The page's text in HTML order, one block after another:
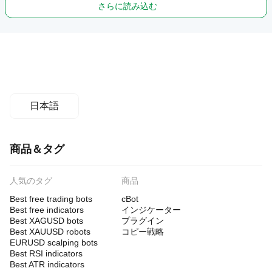
さらに読み込む
日本語
商品＆タグ
人気のタグ
Best free trading bots
Best free indicators
Best XAGUSD bots
Best XAUUSD robots
EURUSD scalping bots
Best RSI indicators
Best ATR indicators
商品
cBot
インジケーター
プラグイン
コピー戦略